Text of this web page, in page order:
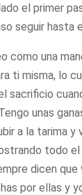
el primer
seguir hasta
como una
ti misma, lo
sacrificio
unas
a la tarima y
todo el
dicen que
por ellas y